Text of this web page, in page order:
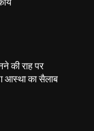
की राह पर
आस्था का सैलाब